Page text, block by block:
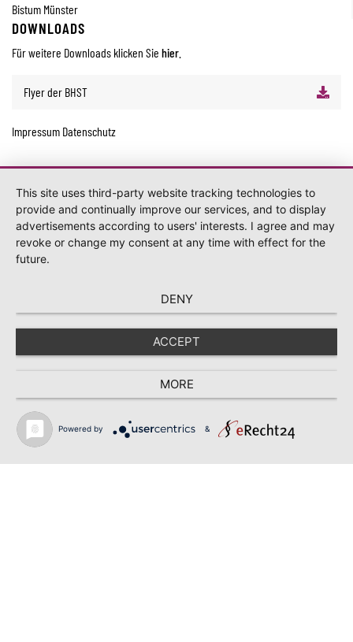
Bistum Münster
DOWNLOADS
Für weitere Downloads klicken Sie hier
Flyer der BHST
Impressum Datenschutz
This site uses third-party website tracking technologies to
provide and continually improve our services, and to display
advertisements according to users' interests. I agree and may
revoke or change my consent at any time with effect for the
future.
DENY
ACCEPT
MORE
Powered by &